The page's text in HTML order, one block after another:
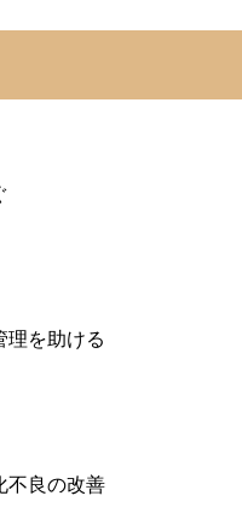
理を助ける
不良の改善